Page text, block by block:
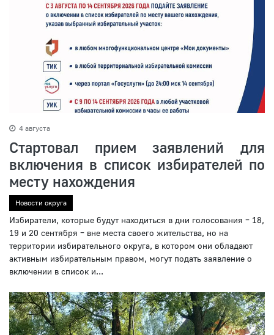
4 августа
Стартовал прием заявлений для
включения в список избирателей по
месту нахождения
Новости округа
Избиратели, которые будут находиться в дни голосования – 18,
19 и 20 сентября – вне места своего жительства, но на
территории избирательного округа, в котором они обладают
активным избирательным правом, могут подать заявление о
включении в список и...